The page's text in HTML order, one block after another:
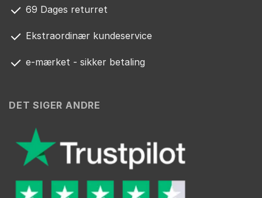
69 Dages returret
Ekstraordinær kundeservice
e-mærket - sikker betaling
DET SIGER ANDRE